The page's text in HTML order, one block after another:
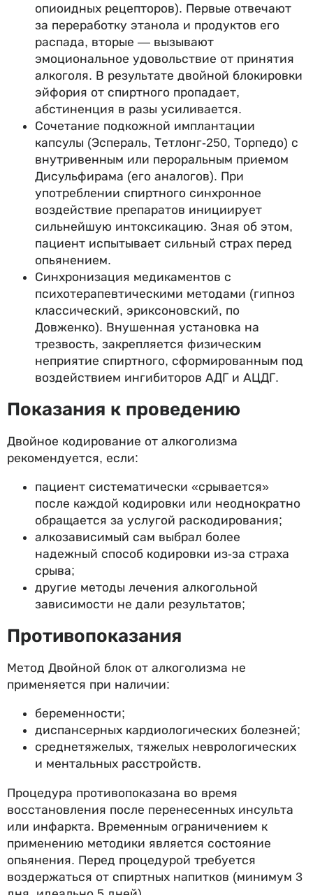
опиоидных рецепторов). Первые отвечают
за переработку этанола и продуктов его
распада, вторые — вызывают
эмоциональное удовольствие от принятия
алкоголя. В результате двойной блокировки
эйфория от спиртного пропадает,
абстиненция в разы усиливается.
Сочетание подкожной имплантации
капсулы (Эспераль, Тетлонг-250, Торпедо) с
внутривенным или пероральным приемом
Дисульфирама (его аналогов). При
употреблении спиртного синхронное
воздействие препаратов инициирует
сильнейшую интоксикацию. Зная об этом,
пациент испытывает сильный страх перед
опьянением.
Синхронизация медикаментов с
психотерапевтическими методами (гипноз
классический, эриксоновский, по
Довженко). Внушенная установка на
трезвость, закрепляется физическим
неприятие спиртного, сформированным под
воздействием ингибиторов АДГ и АЦДГ.
Показания к проведению
Двойное кодирование от алкоголизма
рекомендуется, если:
пациент систематически «срывается»
после каждой кодировки или неоднократно
обращается за услугой раскодирования;
алкозависимый сам выбрал более
надежный способ кодировки из-за страха
срыва;
другие методы лечения алкогольной
зависимости не дали результатов;
Противопоказания
Метод Двойной блок от алкоголизма не
применяется при наличии:
беременности;
диспансерных кардиологических болезней;
среднетяжелых, тяжелых неврологических
и ментальных расстройств.
Процедура противопоказана во время
восстановления после перенесенных инсульта
или инфаркта. Временным ограничением к
применению методики является состояние
опьянения. Перед процедурой требуется
воздержаться от спиртных напитков (минимум 3